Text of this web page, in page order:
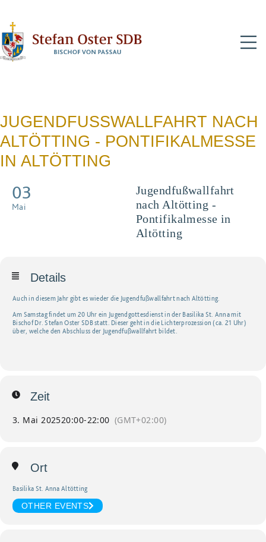
JUGENDFUSSWALLFAHRT NACH A
LTÖTTING - PONTIFIKALMESSE I
N ALTÖTTING
03
Mai
Jugendfußwallfahrt
nach Altötting -
Pontifikalmesse in
Altötting
Details
Auch in diesem Jahr gibt es wieder die Jugendfußwallfahrt nach Altötting.
Am Samstag findet um 20 Uhr ein Jugendgottesdienst in der Basilika St. Anna mit
Bischof Dr. Stefan Oster SDB statt. Dieser geht in die Lichterprozession (ca. 21 Uhr)
über, welche den Abschluss der Jugendfußwallfahrt bildet.
Zeit
3. Mai 202520:00-22:00 (GMT+02:00)
Ort
Basilika St. Anna Altötting
OTHER EVENTS